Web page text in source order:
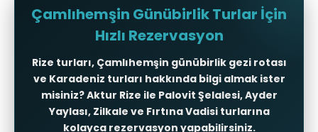
Çamlıhemşin Günübirlik Turlar İçin
Hızlı Rezervasyon
Rize turları, Çamlıhemşin günübirlik gezi rotası
ve Karadeniz turları hakkında bilgi almak ister
misiniz? Aktur Rize ile Palovit Şelalesi,Ayder
Yaylası, Zilkale ve Fırtına Vadisiturlarına
kolayca rezervasyon yapabilirsiniz.